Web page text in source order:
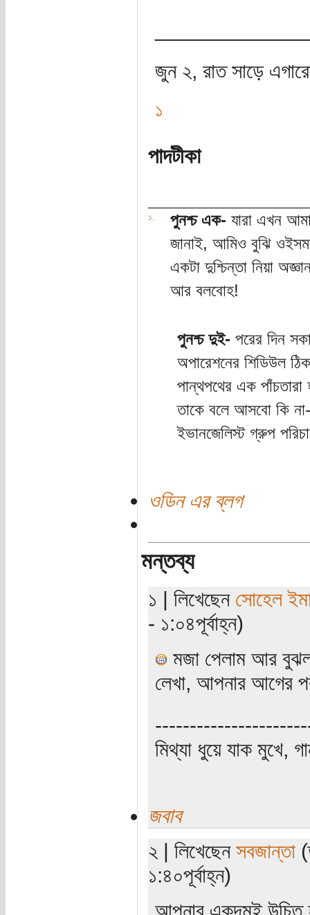
জুন ২, রাত সাড়ে
১
পাদটীকা
১. পুনশ্চ এক- যারা এখন
জানাই, আমিও বুঝি
একটা দুশ্চিন্তা নিয়া
আর বলবোহ!
পুনশ্চ দুই- পরের দিন
অপারেশনের শিডিউল
পান্থপথের এক
তাকে বলে আসবো কি না-
ইভানজেলিস্ট গ্রুপ
ওডিন এর ব্লগ
মন্তব্য
১ | লিখেছেন সোহেল
- ১:০৪পূর্বাহ্ন)
মজা পেলাম আর
লেখা, আপনার আগের
মিথ্যা ধুয়ে যাক মুখে,
জবাব
২ | লিখেছেন সবজান্তা
১:৪০পূর্বাহ্ন)
আপনার একদমই উচিত